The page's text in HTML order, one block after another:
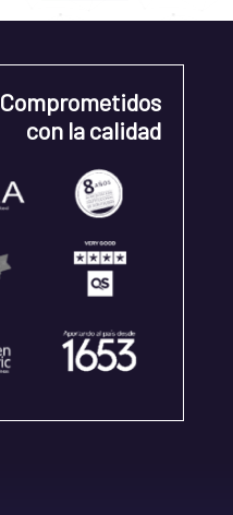
Comprometidos
con la calidad